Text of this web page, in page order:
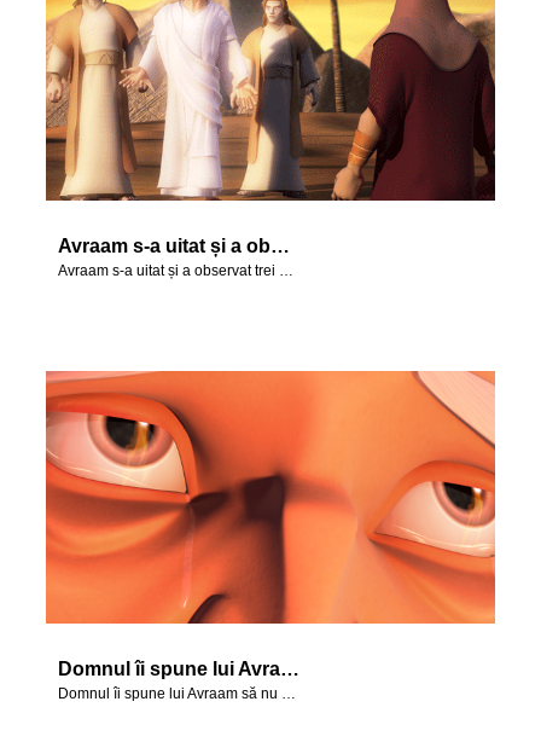
Avraam s-a uitat și a observat trei bărbați stând aproape.
Avraam s-a uitat și a observat trei bărbați stând aproape.
Domnul îi spune lui Avraam să nu se atingă de Isaac.